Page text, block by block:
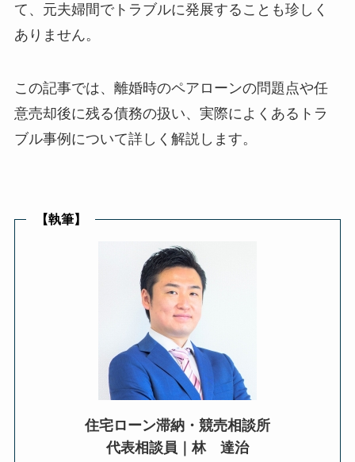
て、元夫婦間でトラブルに発展することも珍しく
ありません。
この記事では、離婚時のペアローンの問題点や任
意売却後に残る債務の扱い、実際によくあるトラ
ブル事例について詳しく解説します。
【執筆】
住宅ローン滞納・競売相談所
代表相談員｜林 達治